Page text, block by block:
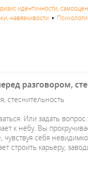
идентичности,
навязчивости •
разговором,
стеснительность
Или задать
к нёбу. Вы
себя
строить карьеру,